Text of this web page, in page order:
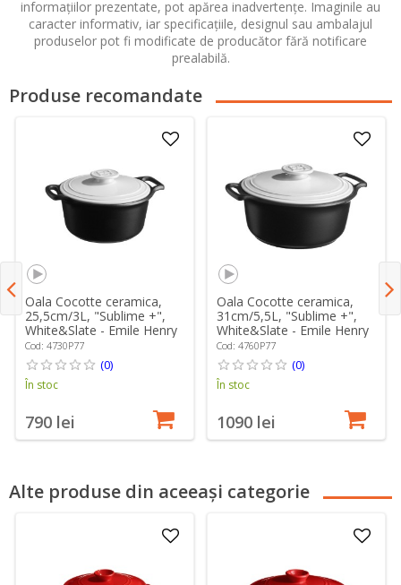
informațiilor prezentate, pot apărea inadvertențe. Imaginile au
caracter informativ, iar specificațiile, designul sau ambalajul
produselor pot fi modificate de producător fără notificare
prealabilă.
Produse recomandate
Oala Cocotte ceramica,
25,5cm/3L, "Sublime +",
White&Slate - Emile Henry
Cod: 4730P77
(0)
În stoc
790 lei
Oala Cocotte ceramica,
31cm/5,5L, "Sublime +",
White&Slate - Emile Henry
Cod: 4760P77
(0)
În stoc
1090 lei
Alte produse din aceeași categorie